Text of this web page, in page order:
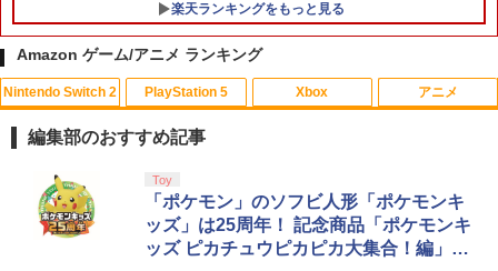
1
Switch2 保護フィルム スイッチ2 保護フ
ィルム switch2 フィルム Switch2 ガラ
スフィルム スイッチ2 フィルム ガイド
貼り付け キット カバー Switch 2 本体
アクセサリー Nintendo Switch2 ケース
可 透明 ブルーライト カット 99％ FIRM
E
【特典】STEINS;GATE RE:BOOT Swi
楽天ランキングをもっと見る
Amazon ゲーム/アニメ ランキング
Nintendo Switch 2
コード版
￥5,832
PlayStation 5
日本語専用 Console Language: Japan
ese only (CFI-2200B01)
￥55,000
Xbox
ラー + USB-C® ケーブル
￥8,300
アニメ
窩座再来 通常版 [Blu-ray]
￥3,982
編集部のおすすめ記事
Toy
「ポケモン」のソフビ人形「ポケモンキ
ッズ」は25周年！ 記念商品「ポケモンキ
ッズ ピカチュウピカピカ大集合！編」が